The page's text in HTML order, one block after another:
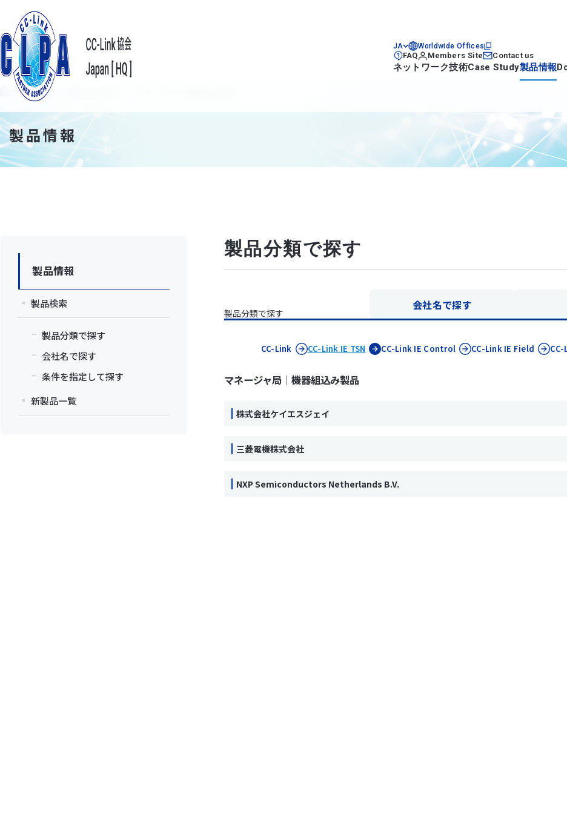
JA Worldwide Offices
FAQ Members Site Contact us
ネットワーク技術Case Study製品情報
製品情報
製品情報
製品情報
製品検索
製品分類で探す
会社名で探す
条件を指定して探す
新製品一覧
製品分類で探す
製品分類で探す
会社名で探す
CC-Link CC-Link IE TSN CC-Link IE Control CC-Link IE Field
マネージャ局｜機器組込み製品
株式会社ケイエスジェイ
三菱電機株式会社
NXP Semiconductors Netherlands B.V.